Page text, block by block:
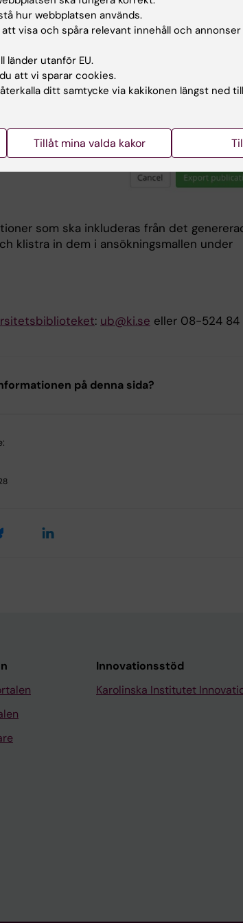
som ska inkluderas från det
klistra in dem i ansökningsmallen under
: ub@ki.se eller 08-524 84
på denna sida?
Innovationsstöd
Karolinska Institutet
hur webbplatsen används.
visa och spåra relevant innehåll och
länder utanför EU.
att vi sparar cookies.
ditt samtycke via kakikonen längst ned
Tillåt mina valda kakor